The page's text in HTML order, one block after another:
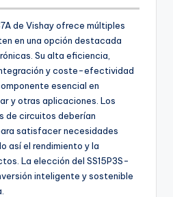
de Vishay ofrece múltiples
en una opción destacada
Su alta eficiencia,
y coste-efectividad
esencial en
y otras aplicaciones. Los
de circuitos deberían
satisfacer necesidades
así el rendimiento y la
La elección del SS15P3S-
inteligente y sostenible